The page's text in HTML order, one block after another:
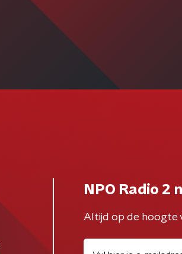
NPO Radio 2
Altijd op de hoogte